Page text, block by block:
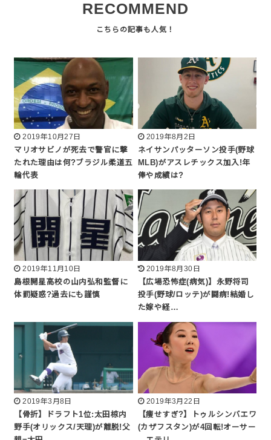
RECOMMEND
2019年10月27日
マリオサビノが死去で警官に撃
たれた理由は何?ブラジル柔道五
輪代表
2019年8月2日
ネイサンパッターソン投手(野球
MLB)がアスレチックス加入!年
俸や成績は?
2019年11月10日
島根開星高校の山内弘和監督に
体罰疑惑?過去にも謹慎
2019年8月30日
【広場恐怖症(病気)】永野将司
投手(野球/ロッテ)が闘病!結婚し
た嫁や経…
2019年3月8日
【骨折】ドラフト1位:太田椋内
野手(オリックス/天理)が離脱!父
2019年3月22日
【痩せすぎ?】トゥルシンバエワ
(カザフスタン)が4回転!オーサー